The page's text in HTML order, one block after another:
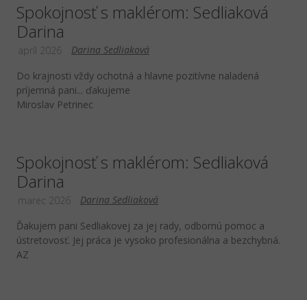
Spokojnosť s maklérom: Sedliaková
Darina
Darina Sedliaková
apríl 2026
Do krajnosti vždy ochotná a hlavne pozitívne naladená
príjemná pani... ďakujeme
Miroslav Petrinec
Spokojnosť s maklérom: Sedliaková
Darina
Darina Sedliaková
marec 2026
Ďakujem pani Sedliakovej za jej rady, odbornú pomoc a
ústretovosť. Jej práca je vysoko profesionálna a bezchybná.
AZ